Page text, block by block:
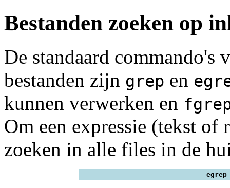
Bestanden zoeken op
De standaard commando's
bestanden zijn grep en
kunnen verwerken en
Om een expressie (tekst of
zoeken in alle files in de